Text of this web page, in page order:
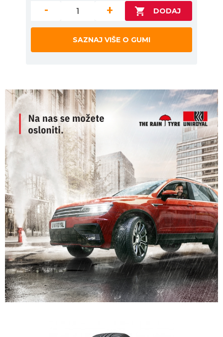
- +
SAZNAJ VIŠE O GUMI